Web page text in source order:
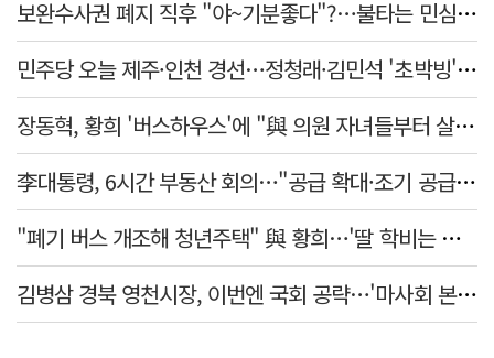
보완수사권 폐지 직후 "야~기분좋다"?…불타는 민심에 기름, 민주당 '말말말'[금주의 정치舌전]
민주당 오늘 제주·인천 경선…정청래·김민석 '초박빙' 승부
장동혁, 황희 '버스하우스'에 "與 의원 자녀들부터 살아보면 어떨까?"
李대통령, 6시간 부동산 회의…"공급 확대·조기 공급 과감히 실천"
"폐기 버스 개조해 청년주택" 與 황희…'딸 학비는 年 4200만원'
김병삼 경북 영천시장, 이번엔 국회 공략…'마사회 본사 이전·광역교통망 확충' 요청